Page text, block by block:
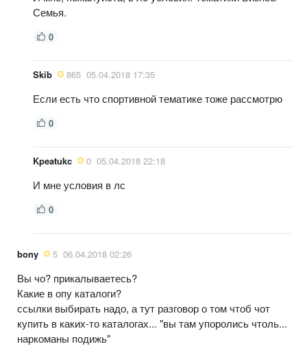
Семья.
0
Skib 865 05.04.2018 17:35
Если есть что спортивной тематике тоже рассмотрю
0
Kpeatukc 0 05.04.2018 22:18
И мне условия в лс
0
bony 5 06.04.2018 02:26
Вы чо? прикалываетесь?
Какие в опу каталоги?
ссылки выбирать надо, а тут разговор о том чтоб чот
купить в каких-то каталогах... "вы там упоролись чтоль...
наркоманы подижь"